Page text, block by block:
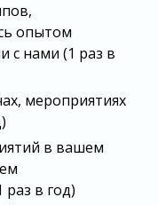
опытом
с нами (1 раз в
мероприятиях
в вашем
в год)